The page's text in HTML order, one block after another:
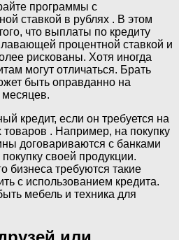
программы с
ставкой в рублях . В этом
что выплаты по кредиту
процентной ставкой и
рискованы. Хотя иногда
могут отличаться. Брать
быть оправданно на
месяцев.
кредит, если он требуется на
товаров . Например, на покупку
договариваются с банками
своей продукции.
бизнеса требуются такие
с использованием кредита.
мебель и техника для